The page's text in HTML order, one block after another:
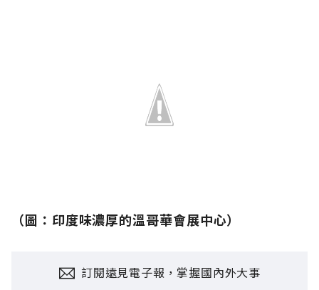
（圖： 印度味濃厚的溫哥華會展中心）
訂閱遠見電子報，掌握國內外大事